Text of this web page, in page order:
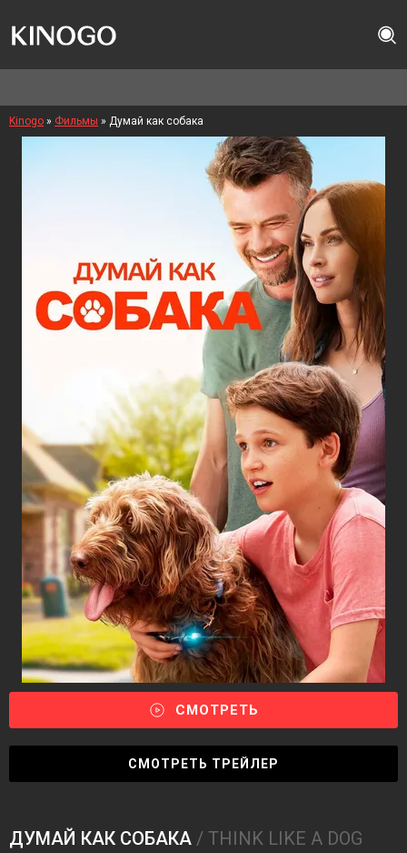
Kinogo » Фильмы » Думай как собака
СМОТРЕТЬ
СМОТРЕТЬ ТРЕЙЛЕР
ДУМАЙ КАК СОБАКА / THINK LIKE A DOG